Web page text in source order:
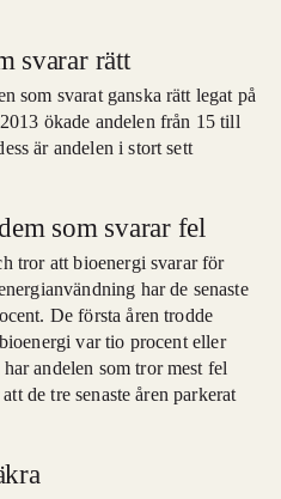
svarar rätt
som svarat ganska rätt legat på
ökade andelen från 15 till
är andelen i stort sett
som svarar fel
tror att bioenergi svarar för
har de senaste
De första åren trodde
var tio procent eller
andelen som tror mest fel
de tre senaste åren parkerat